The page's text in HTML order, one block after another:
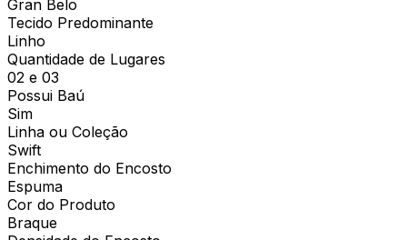
Gran Belo
Tecido Predominante
Linho
Quantidade de Lugares
02 e 03
Possui Baú
Sim
Linha ou Coleção
Swift
Enchimento do Encosto
Espuma
Cor do Produto
Braque